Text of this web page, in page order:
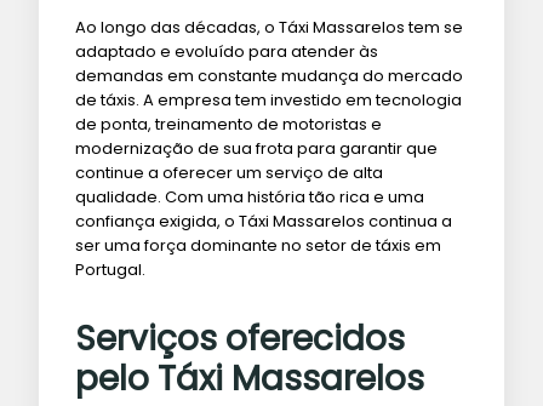
Ao longo das décadas, o Táxi Massarelos tem se
adaptado e evoluído para atender às
demandas em constante mudança do mercado
de táxis. A empresa tem investido em tecnologia
de ponta, treinamento de motoristas e
modernização de sua frota para garantir que
continue a oferecer um serviço de alta
qualidade. Com uma história tão rica e uma
confiança exigida, o Táxi Massarelos continua a
ser uma força dominante no setor de táxis em
Portugal.
Serviços oferecidos
pelo Táxi Massarelos